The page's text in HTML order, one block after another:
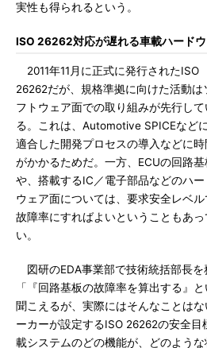
実性も得られるという。
ISO 26262対応が遅れる車載ハード
2011年11月に正式に発行されたISO
26262だが、規格準拠に向けた活動は
フトウェア面での取り組みが先行して
る。これは、Automotive SPICEなどに
適合した開発プロセスの導入などに時
がかかるためだ。一方、ECUの回路基
や、搭載するIC／電子部品などのハー
ウェア面については、要求安全レベ
故障率にすればよいということもあ
い。
図研のEDA事業部で技術統括部長を
「『回路基板の故障率を算出する』
聞こえるが、実際にはそんなことは
ーカーが設定するISO 26262の安全
載システムのどの機能が、どのよう